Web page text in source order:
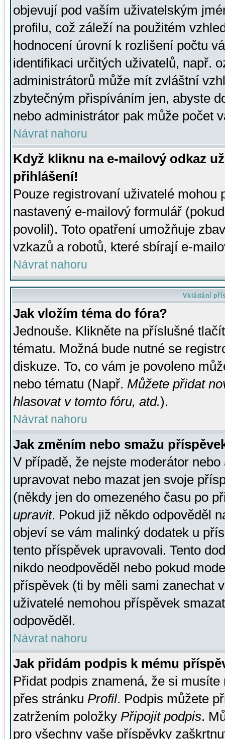
objevují pod vaším uživatelským
profilu, což záleží na použitém
hodnocení úrovní k rozlišení počtu
identifikaci určitých uživatelů, např.
administrátorů může mít zvláštní
zbytečným přispíváním jen, abyste
nebo administrátor pak může počet
Návrat nahoru
Když kliknu na e-mailový odkaz
přihlášení!
Pouze registrovaní uživatelé mohou
nastavený e-mailový formulář
povolil). Toto opatření umožňuje
vzkazů a robotů, které sbírají e-
Návrat nahoru
Vkládání
Jak vložím téma do fóra?
Jednouše. Klikněte na příslušné
tématu. Možná bude nutné se
diskuze. To, co vám je povoleno
nebo tématu (Např. Můžete přidat
hlasovat v tomto fóru, atd.).
Návrat nahoru
Jak změním nebo smažu
V případě, že nejste moderátor
upravovat nebo mazat jen svoje
(někdy jen do omezeného času po
upravit. Pokud již někdo odpověděl
objeví se vám malinký dodatek u
tento příspěvek upravovali. Tento
nikdo neodpověděl nebo pokud
příspěvek (ti by měli sami zanechat
uživatelé nemohou příspěvek
odpověděl.
Návrat nahoru
Jak přidám podpis k mému
Přidat podpis znamená, že si
přes stránku Profil. Podpis můžete
zatržením položky Připojit podpis.
pro všechny vaše příspěvky